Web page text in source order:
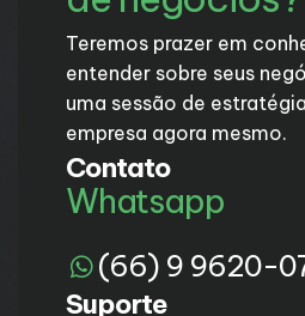
Teremos prazer em
entender sobre seus
uma sessão de
empresa agora mesmo.
Contato
Whatsapp
(66) 9 9620-
Suporte